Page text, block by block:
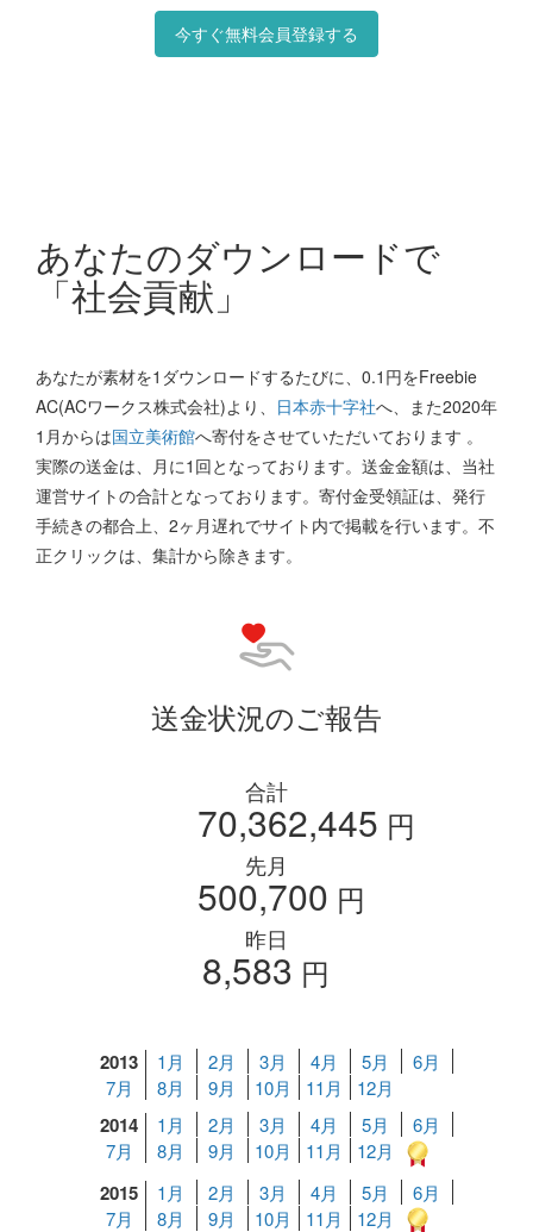
今すぐ無料会員登録する
あなたのダウンロードで
「社会貢献」
あなたが素材を1ダウンロードするたびに、0.1円をFreebie
AC(ACワークス株式会社)より、 日本赤十字社へ、また2020年
1月からは国立美術館へ寄付をさせていただいております 。
実際の送金は、月に1回となっております。送金金額は、当社
運営サイトの合計となっております。寄付金受領証は、発行
手続きの都合上、2ヶ月遅れでサイト内で掲載を行います。不
正クリックは、集計から除きます。
送金状況のご報告
合計
70,362,445 円
先月
500,700 円
昨日
8,583 円
2013 1月 2月 3月 4月 5月
6月
7月
8月 9月 10月 11月 12月
2014 1月 2月 3月 4月 5月
6月
7月
8月 9月 10月 11月 12月
2015 1月 2月 3月 4月 5月
6月
7月
8月 9月 10月 11月 12月